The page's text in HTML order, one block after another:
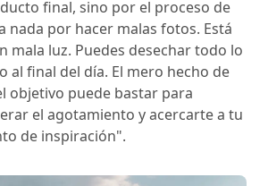
final, sino por el proceso de
nada por hacer malas fotos. Está
mala luz. Puedes desechar todo lo
al final del día. El mero hecho de
objetivo puede bastar para
el agotamiento y acercarte a tu
de inspiración".